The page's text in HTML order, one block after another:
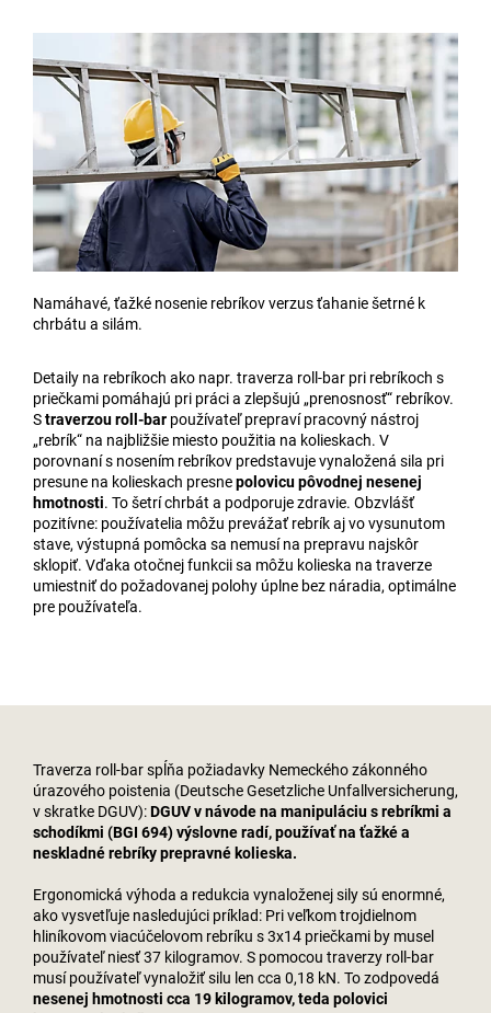
Namáhavé, ťažké nosenie rebríkov verzus ťahanie šetrné k
chrbátu a silám.
Detaily na rebríkoch ako napr. traverza roll-bar pri rebríkoch s
priečkami pomáhajú pri práci a zlepšujú „prenosnosť“ rebríkov.
Straverzou roll-bar používateľ prepraví pracovný nástroj
„rebrík“ na najbližšie miesto použitia na kolieskach. V
porovnaní s nosením rebríkov predstavuje vynaložená sila pri
presune na kolieskach presnepolovicu pôvodnej nesenej
hmotnosti. To šetrí chrbát a podporuje zdravie. Obzvlášť
pozitívne: používatelia môžu prevážať rebrík aj vo vysunutom
stave, výstupná pomôcka sa nemusí na prepravu najskôr
sklopiť. Vďaka otočnej funkcii sa môžu kolieska na traverze
umiestniť do požadovanej polohy úplne bez náradia, optimálne
pre používateľa.
Traverza roll-bar spĺňa požiadavky Nemeckého zákonného
úrazového poistenia (Deutsche Gesetzliche Unfallversicherung,
v skratke DGUV):DGUV v návode na manipuláciu s rebríkmi a
schodíkmi (BGI 694) výslovne radí, používať na ťažké a
neskladné rebríky prepravné kolieska.
Ergonomická výhoda a redukcia vynaloženej sily sú enormné,
ako vysvetľuje nasledujúci príklad: Pri veľkom trojdielnom
hliníkovom viacúčelovom rebríku s 3x14 priečkami by musel
používateľ niesť 37 kilogramov. S pomocou traverzy roll-bar
musí používateľ vynaložiť silu len cca 0,18 kN. To zodpovedá
nesenej hmotnosti cca 19 kilogramov, teda polovici